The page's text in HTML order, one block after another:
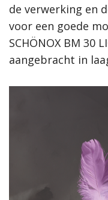
de verwerking en
voor een goede
SCHÖNOX BM 30
aangebracht in